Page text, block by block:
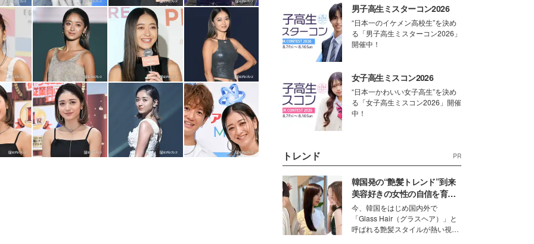
男子高生ミスターコン2026
“日本一のイケメン高校生”を決め
る「男子高生ミスターコン2026」
開催中！
女子高生ミスコン2026
“日本一かわいい女子高生”を決め
る「女子高生ミスコン2026」開催
中！
トレンド PR
韓国発の“艶髪トレンド”到来
美容好きの女性の自信を育む
「ヘアケア事情」って？
今、韓国をはじめ国内外で
「Glass Hair（グラスヘア）」と
呼ばれる艶髪スタイルが熱い視線